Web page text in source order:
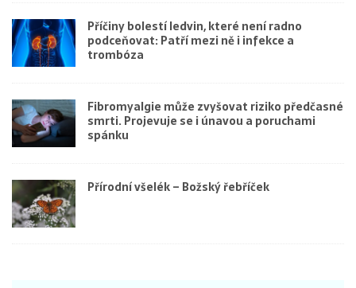
Příčiny bolestí ledvin, které není radno
podceňovat: Patří mezi ně i infekce a
trombóza
Fibromyalgie může zvyšovat riziko předčasné
smrti. Projevuje se i únavou a poruchami
spánku
Přírodní všelék – Božský řebříček